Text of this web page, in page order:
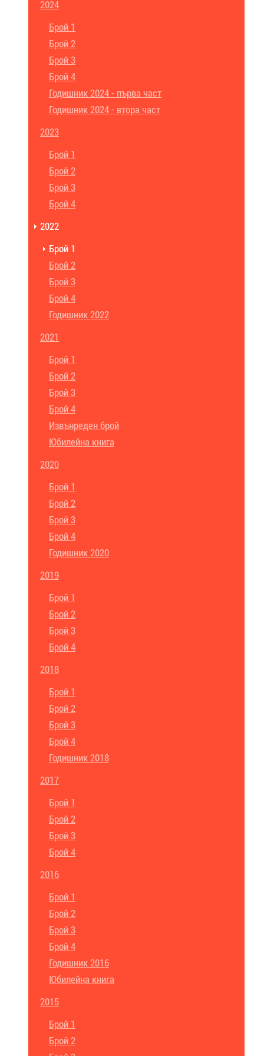
2024
Брой 1
Брой 2
Брой 3
Брой 4
Годишник 2024 - първа част
Годишник 2024 - втора част
2023
Брой 1
Брой 2
Брой 3
Брой 4
2022
Брой 1
Брой 2
Брой 3
Брой 4
Годишник 2022
2021
Брой 1
Брой 2
Брой 3
Брой 4
Извънреден брой
Юбилейна книга
2020
Брой 1
Брой 2
Брой 3
Брой 4
Годишник 2020
2019
Брой 1
Брой 2
Брой 3
Брой 4
2018
Брой 1
Брой 2
Брой 3
Брой 4
Годишник 2018
2017
Брой 1
Брой 2
Брой 3
Брой 4
2016
Брой 1
Брой 2
Брой 3
Брой 4
Годишник 2016
Юбилейна книга
2015
Брой 1
Брой 2